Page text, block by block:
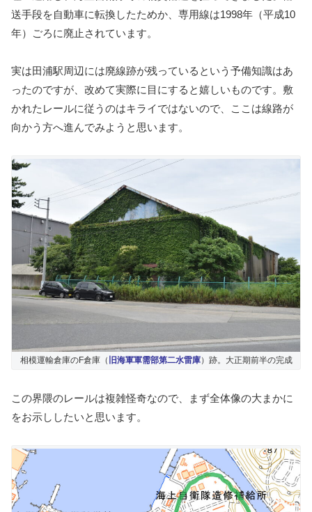
送手段を自動車に転換したためか、専用線は1998年（平成10
年）ごろに廃止されています。
実は田浦駅周辺には廃線跡が残っているという予備知識はあ
ったのですが、改めて実際に目にすると嬉しいものです。敷
かれたレールに従うのはキライではないので、ここは線路が
向かう方へ進んでみようと思います。
相模運輸倉庫のF倉庫（ 旧海軍軍需部第二水雷庫）跡。大正期前半の完成
この界隈のレールは複雑怪奇なので、まず全体像の大まかに
をお示ししたいと思います。